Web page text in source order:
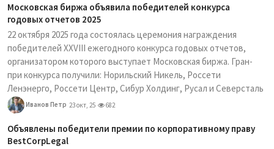
Московская биржа объявила победителей конкурса
годовых отчетов 2025
22 октября 2025 года состоялась церемония награждения
победителей XXVIII ежегодного конкурса годовых отчетов,
организатором которого выступает Московская биржа. Гран-
при конкурса получили: Норильский Никель, Россети
Ленэнерго, Россети Центр, Сибур Холдинг, Русал и Северсталь
Иванов Петр 23 окт, 25 682
Объявлены победители премии по корпоративному праву
BestCorpLegal